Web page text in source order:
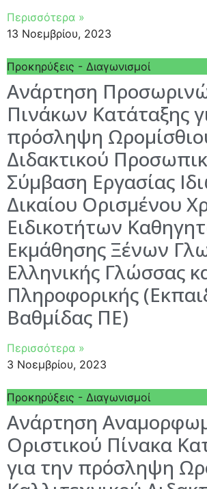
Περισσότερα »
13 Νοεμβρίου, 2023
Προκηρύξεις - Διαγωνισμοί
Ανάρτηση
Πινάκων Κατάταξης
πρόσληψη
Διδακτικού
Σύμβαση Εργασίας
Δικαίου Ορισμένου
Ειδικοτήτων
Εκμάθησης Ξένων
Ελληνικής Γλώσσας
Πληροφορικής
Βαθμίδας ΠΕ)
Περισσότερα »
3 Νοεμβρίου, 2023
Προκηρύξεις - Διαγωνισμοί
Ανάρτηση
Οριστικού Πίνακα
για την πρόσληψη